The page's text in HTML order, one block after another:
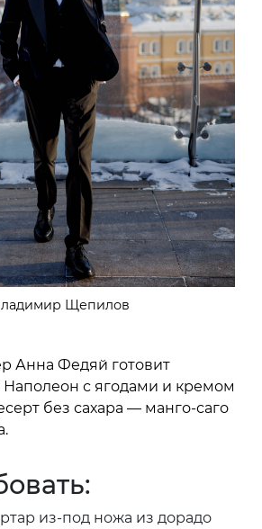
Щепилов
Анна Федяй готовит
с ягодами и кремом
без сахара — манго-саго
из-под ножа из дорадо